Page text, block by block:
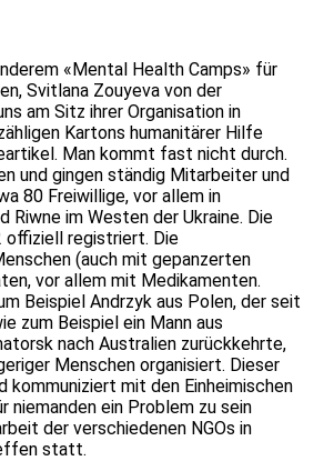
«Mental Health Camps» für
Svitlana Zouyeva von der
am Sitz ihrer Organisation in
Kartons humanitärer Hilfe
Man kommt fast nicht durch.
und gingen ständig Mitarbeiter und
80 Freiwillige, vor allem in
Riwne im Westen der Ukraine. Die
offiziell registriert. Die
(auch mit gepanzerten
vor allem mit Medikamenten.
Beispiel Andrzyk aus Polen, der seit
zum Beispiel ein Mann aus
nach Australien zurückkehrte,
Menschen organisiert. Dieser
kommuniziert mit den Einheimischen
niemanden ein Problem zu sein
der verschiedenen NGOs in
statt.